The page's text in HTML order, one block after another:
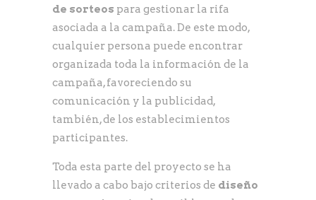
de sorteos para gestionar la rifa
asociada a la campaña. De este modo,
cualquier persona puede encontrar
organizada toda la información de la
campaña, favoreciendo su
comunicación y la publicidad,
también, de los establecimientos
participantes.
Toda esta parte del proyecto se ha
llevado a cabo bajo criterios de diseño